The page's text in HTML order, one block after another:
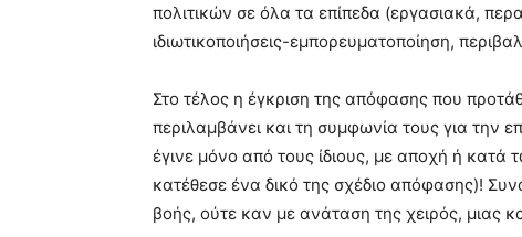
πολιτικών σε όλα τα επίπεδα (εργασιακά,
ιδιωτικοποιήσεις-εμπορευματοποίηση,
Στο τέλος η έγκριση της απόφασης που
περιλαμβάνει και τη συμφωνία τους για την
έγινε μόνο από τους ίδιους, με αποχή ή
κατέθεσε ένα δικό της σχέδιο απόφασης)!
βοής, ούτε καν με ανάταση της χειρός, μιας